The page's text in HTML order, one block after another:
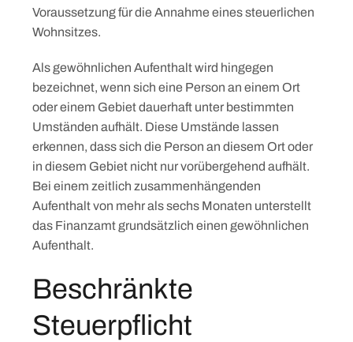
Voraussetzung für die Annahme eines steuerlichen
Wohnsitzes.
Als gewöhnlichen Aufenthalt wird hingegen
bezeichnet, wenn sich eine Person an einem Ort
oder einem Gebiet dauerhaft unter bestimmten
Umständen aufhält. Diese Umstände lassen
erkennen, dass sich die Person an diesem Ort oder
in diesem Gebiet nicht nur vorübergehend aufhält.
Bei einem zeitlich zusammenhängenden
Aufenthalt von mehr als sechs Monaten unterstellt
das Finanzamt grundsätzlich einen gewöhnlichen
Aufenthalt.
Beschränkte
Steuerpflicht